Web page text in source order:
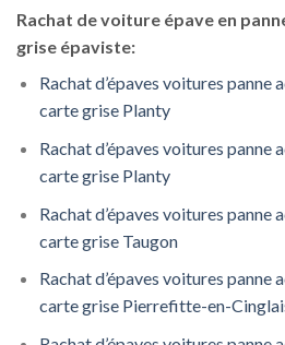
Rachat de voiture épave en
grise épaviste:
Rachat d’épaves voitures panne
carte grise Planty
Rachat d’épaves voitures panne
carte grise Planty
Rachat d’épaves voitures panne
carte grise Taugon
Rachat d’épaves voitures panne
carte grise Pierrefitte-en-